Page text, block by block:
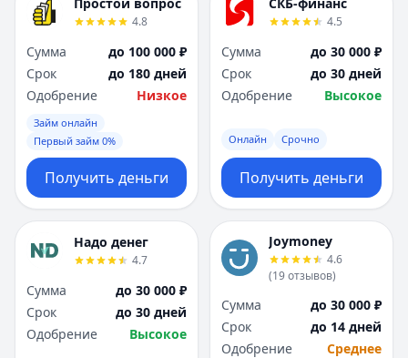
4.8
Сумма
до 100 000 ₽
Срок
до 180 дней
Одобрение
Низкое
Займ онлайн
Первый займ 0%
Получить деньги
4.5
Сумма
до 30 000 ₽
Срок
до 30 дней
Одобрение
Высокое
Онлайн Срочно
Получить деньги
Надо денег
4.7
Сумма
до 30 000 ₽
Срок
до 30 дней
Одобрение
Высокое
Joymoney
4.6
(19отзывов)
Сумма
до 30 000 ₽
Срок
до 14 дней
Одобрение
Среднее